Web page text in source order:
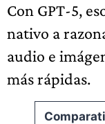
Con GPT-5,
nativo a
audio e
más rápidas.
Comparati